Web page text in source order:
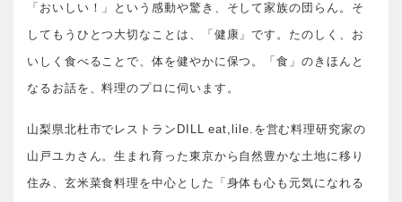
「おいしい！」という感動や驚き、そして家族の団らん。そ
してもうひとつ大切なことは、「健康」です。たのしく、お
いしく食べることで、体を健やかに保つ。「食」のきほんと
なるお話を、料理のプロに伺います。
山梨県北杜市でレストランDILL eat,lile.を営む料理研究家の
山戸ユカさん。生まれ育った東京から自然豊かな土地に移り
住み、玄米菜食料理を中心とした「身体も心も元気になれる